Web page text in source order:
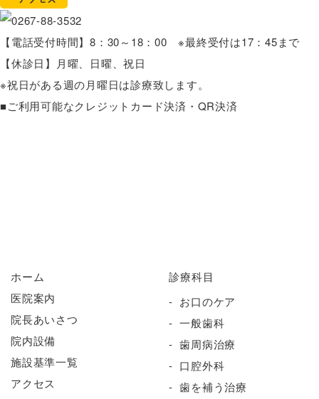
【電話受付時間】8：30～18：00 ※最終受付は17：45まで
【休診日】月曜、日曜、祝日
※祝日がある週の月曜日は診療致します。
■ご利用可能なクレジットカード決済・QR決済
ホーム
医院案内
院長あいさつ
院内設備
施設基準一覧
アクセス
診療科目
お口のケア
一般歯科
歯周病治療
口腔外科
歯を補う治療